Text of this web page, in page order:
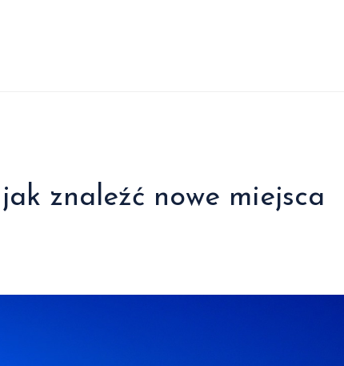
znaleźć nowe miejsca